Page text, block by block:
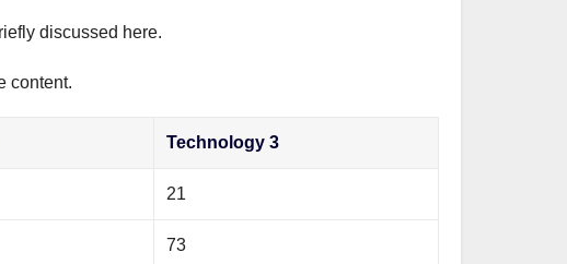
discussed here.
content.
Technology 3
21
73